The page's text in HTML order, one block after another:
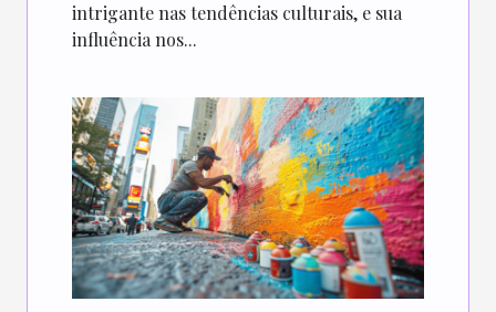
intrigante nas tendências culturais, e sua
influência nos...